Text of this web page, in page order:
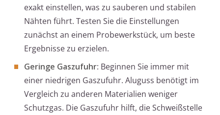
exakt einstellen, was zu sauberen und stabilen
Nähten führt. Testen Sie die Einstellungen
zunächst an einem Probewerkstück, um beste
Ergebnisse zu erzielen.
Geringe Gaszufuhr: Beginnen Sie immer mit
einer niedrigen Gaszufuhr. Aluguss benötigt im
Vergleich zu anderen Materialien weniger
Schutzgas. Die Gaszufuhr hilft, die Schweißstelle